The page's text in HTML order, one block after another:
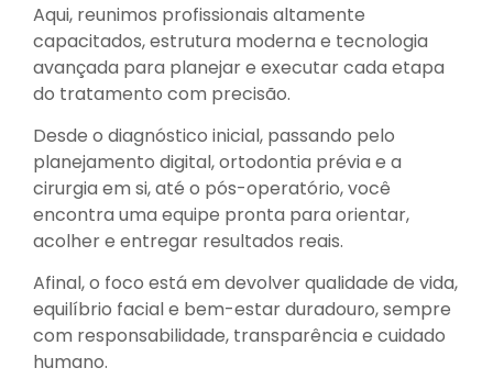
Aqui, reunimos profissionais altamente
capacitados, estrutura moderna e tecnologia
avançada para planejar e executar cada etapa
do tratamento com precisão.
Desde o diagnóstico inicial, passando pelo
planejamento digital, ortodontia prévia e a
cirurgia em si, até o pós-operatório, você
encontra uma equipe pronta para orientar,
acolher e entregar resultados reais.
Afinal, o foco está em devolver qualidade de vida,
equilíbrio facial e bem-estar duradouro, sempre
com responsabilidade, transparência e cuidado
humano.